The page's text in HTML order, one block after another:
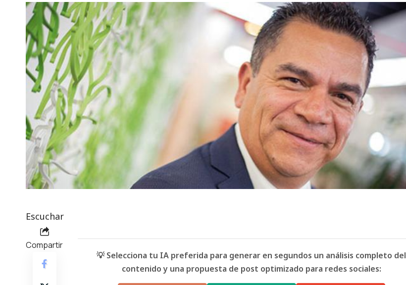
Escuchar
Compartir
💡 Selecciona tu IA preferida para generar en segundos un análisis completo del
contenido y una propuesta de post optimizado para redes sociales: